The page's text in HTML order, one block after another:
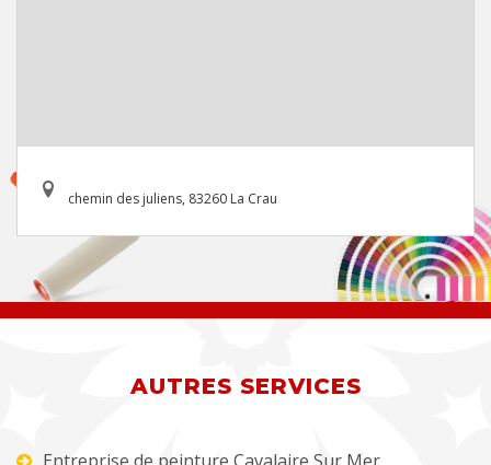
chemin des juliens, 83260 La Crau
AUTRES SERVICES